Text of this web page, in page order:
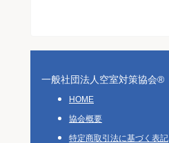
一般社団法人空室対策協会®︎
HOME
協会概要
特定商取引法に基づく表記